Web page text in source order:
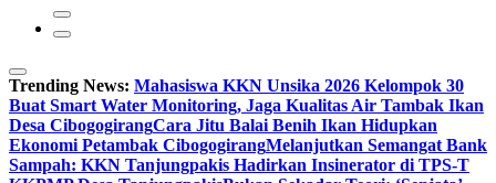
Trending News: Mahasiswa KKN Unsika 2026 Kelompok 30
Buat Smart Water Monitoring, Jaga Kualitas Air Tambak Ikan
Desa CibogogirangCara Jitu Balai Benih Ikan Hidupkan
Ekonomi Petambak CibogogirangMelanjutkan Semangat Bank
Sampah: KKN Tanjungpakis Hadirkan Insinerator di TPS-T